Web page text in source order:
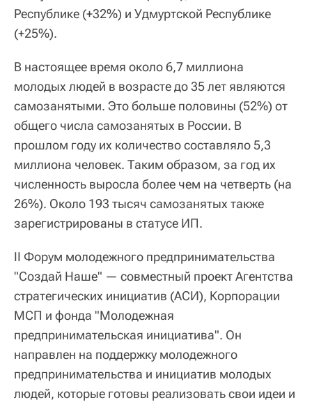
Республике (+32%) и Удмуртской Республике
(+25%).
В настоящее время около 6,7 миллиона
молодых людей в возрасте до 35 лет являются
самозанятыми. Это больше половины (52%) от
общего числа самозанятых в России. В
прошлом году их количество составляло 5,3
миллиона человек. Таким образом, за год их
численность выросла более чем на четверть (на
26%). Около 193 тысяч самозанятых также
зарегистрированы в статусе ИП.
II Форум молодежного предпринимательства
"Создай Наше" — совместный проект Агентства
стратегических инициатив (АСИ), Корпорации
МСП и фонда "Молодежная
предпринимательская инициатива". Он
направлен на поддержку молодежного
предпринимательства и инициатив молодых
людей, которые готовы реализовать свои идеи и